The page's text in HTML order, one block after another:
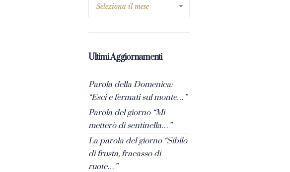
Ultimi Aggiornamenti
Parola della Domenica:
“Esci e fermati sul monte…”
Parola del giorno “Mi
metterò di sentinella…”
La parola del giorno “Sibilo
di frusta, fracasso di
ruote…”